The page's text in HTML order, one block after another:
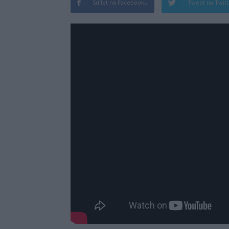
Sdílet na Facebooku Tweet na